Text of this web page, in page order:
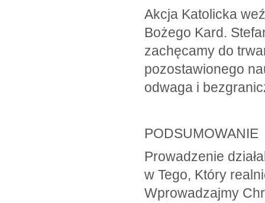
Akcja Katolicka
Bożego Kard.
zachęcamy do
pozostawionego
odwaga i
PODSUMOWANIE
Prowadzenie
w Tego, Który
Wprowadzajmy